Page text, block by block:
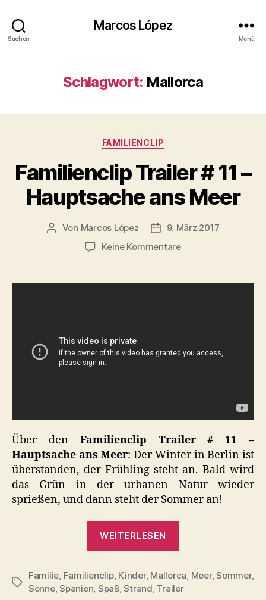
Suchen
Marcos López
Menü
Schlagwort: Mallorca
Kategorien
FAMILIENCLIP
Familienclip Trailer # 11 –
Hauptsache ans Meer
Beitragsautor
Von Marcos López Veröffentlichungsdatum
9. März 2017
Keine Kommentarezu
#
Meer
Über den Familienclip Trailer # 11 –
Hauptsache ans Meer: Der Winter in Berlin ist
überstanden, der Frühling steht an. Bald wird
das Grün in der urbanen Natur wieder
sprießen, und dann steht der Sommer an!
WEITERLESEN
11
–
Schlagwörter
Familie, Familienclip, Kinder, Mallorca, Meer,Sommer,
Sonne,Spanien, Spaß,Strand, Trailer